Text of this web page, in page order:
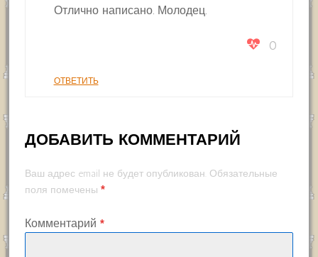
Отлично написано. Молодец.
0
ОТВЕТИТЬ
ДОБАВИТЬ КОММЕНТАРИЙ
Ваш адрес email не будет опубликован. Обязательные
поля помечены *
Комментарий *